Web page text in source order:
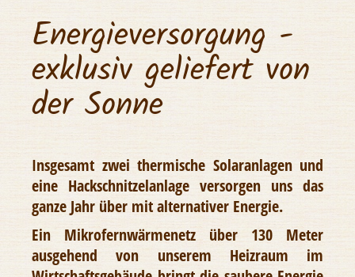
Energieversorgung -
exklusiv geliefert von
der Sonne
Insgesamt zwei thermische Solaranlagen und
eine Hackschnitzelanlage versorgen uns das
ganze Jahr über mit alternativer Energie.
Ein Mikrofernwärmenetz über 130 Meter
ausgehend von unserem Heizraum im